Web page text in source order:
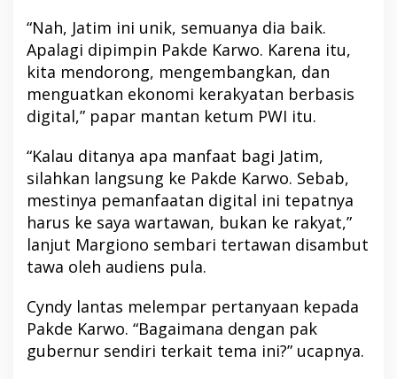
“Nah, Jatim ini unik, semuanya dia baik.
Apalagi dipimpin Pakde Karwo. Karena itu,
kita mendorong, mengembangkan, dan
menguatkan ekonomi kerakyatan berbasis
digital,” papar mantan ketum PWI itu.
“Kalau ditanya apa manfaat bagi Jatim,
silahkan langsung ke Pakde Karwo. Sebab,
mestinya pemanfaatan digital ini tepatnya
harus ke saya wartawan, bukan ke rakyat,”
lanjut Margiono sembari tertawan disambut
tawa oleh audiens pula.
Cyndy lantas melempar pertanyaan kepada
Pakde Karwo. “Bagaimana dengan pak
gubernur sendiri terkait tema ini?” ucapnya.